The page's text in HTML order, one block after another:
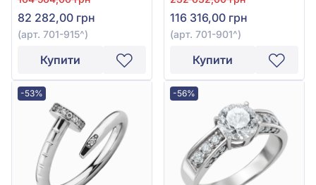
82 282,00 грн
(арт. 701-915^)
Купити
116 316,00 грн
(арт. 701-901^)
Купити
-53% -56%